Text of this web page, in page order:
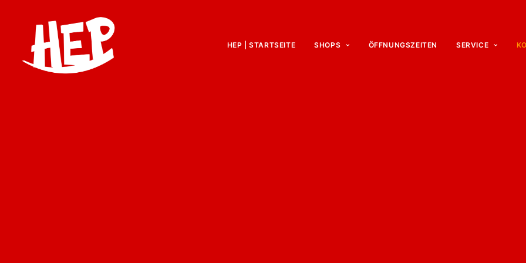
HEP | STARTSEITE SHOPS ÖFFNUNGSZEITEN SERVICE